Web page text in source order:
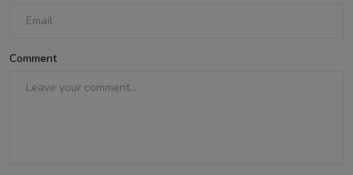
Comment